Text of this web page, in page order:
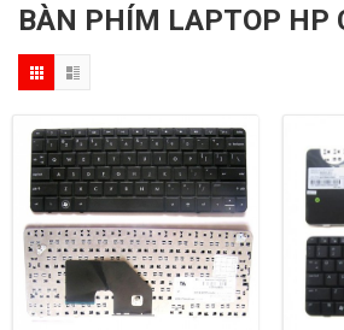
BÀN PHÍM LAPTOP HP